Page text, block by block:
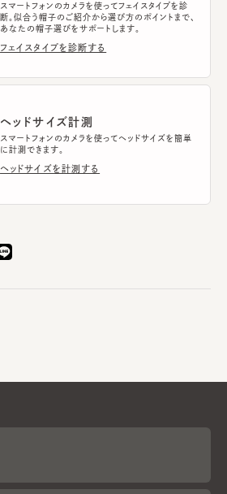
スマートフォンのカメラを使ってフェイスタイプを診
断。似合う帽子のご紹介から選び方のポイントまで、
あなたの帽子選びをサポートします。
フェイスタイプを診断する
ヘッドサイズ計測
スマートフォンのカメラを使ってヘッドサイズを簡単
に計測できます。
ヘッドサイズを計測する